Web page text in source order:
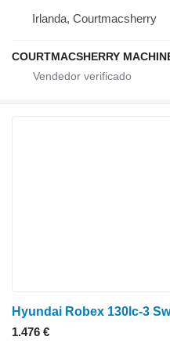
Irlanda, Courtmacsherry
COURTMACSHERRY
1.476 €